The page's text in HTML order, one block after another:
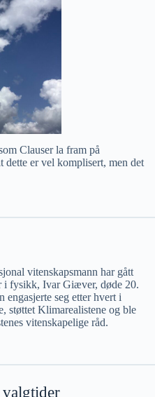
Clauser la fram på
dette er vel komplisert, men det
vitenskapsmann har gått
i fysikk, Ivar Giæver, døde 20.
seg etter hvert i
støttet Klimarealistene og ble
vitenskapelige råd.